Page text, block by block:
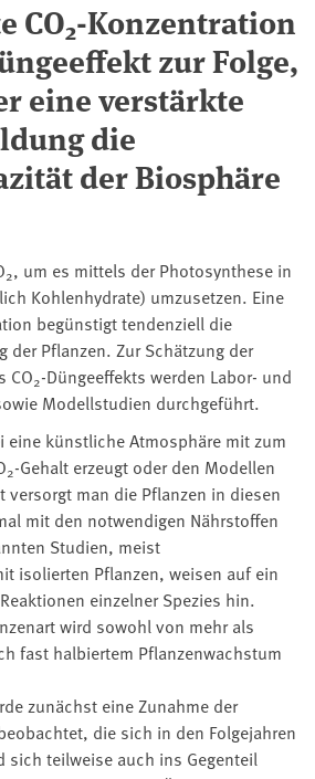
CO2-Konzentration
zur Folge,
eine verstärkte
die
der Biosphäre
2, um es mittels der Photosynthese in
Kohlenhydrate) umzusetzen. Eine
begünstigt tendenziell die
der Pflanzen. Zur Schätzung der
CO2-Düngeeffekts werden Labor- und
Modellstudien durchgeführt.
eine künstliche Atmosphäre mit zum
2-Gehalt erzeugt oder den Modellen
versorgt man die Pflanzen in diesen
mit den notwendigen Nährstoffen
Studien, meist
isolierten Pflanzen, weisen auf ein
einzelner Spezies hin.
wird sowohl von mehr als
fast halbiertem Pflanzenwachstum
zunächst eine Zunahme der
die sich in den Folgejahren
sich teilweise auch ins Gegenteil